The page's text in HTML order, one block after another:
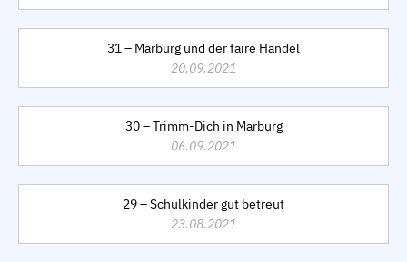
31 – Marburg und der faire Handel
20.09.2021
30 – Trimm-Dich in Marburg
06.09.2021
29 – Schulkinder gut betreut
23.08.2021